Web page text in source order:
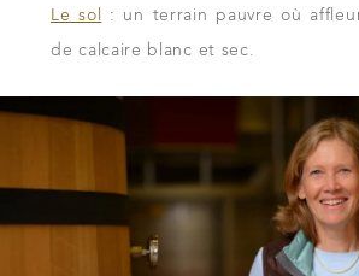
Le sol : un terrain pauvre où
de calcaire blanc et sec.